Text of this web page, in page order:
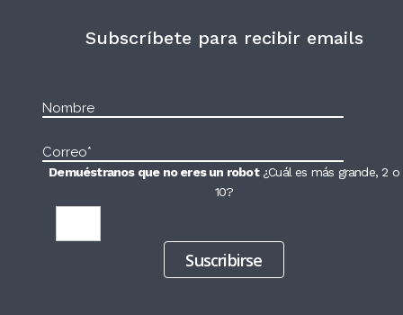
Subscríbete para recibir emails
Demuéstranos que no eres un robot ¿Cuál es más grande, 2 o
10?